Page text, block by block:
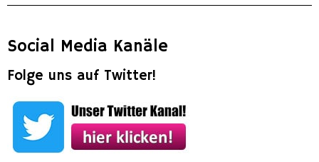
Social Media Kanäle
Folge uns auf Twitter!